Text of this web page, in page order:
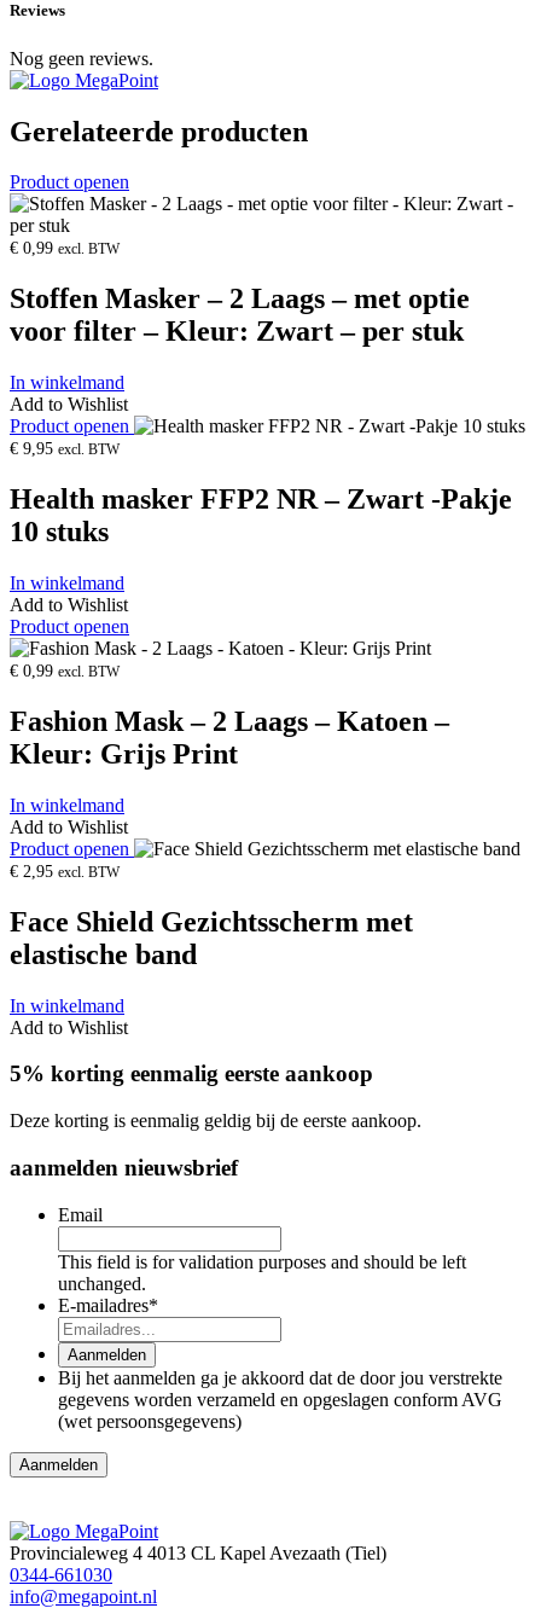
Reviews
Nog geen reviews.
Gerelateerde producten
Product openen
€ 0,99 excl. BTW
Stoffen Masker – 2 Laags – met optie
voor filter – Kleur: Zwart – per stuk
In winkelmand
Add to Wishlist
Product openen
€ 9,95 excl. BTW
Health masker FFP2 NR – Zwart -Pakje
10 stuks
In winkelmand
Add to Wishlist
Product openen
€ 0,99 excl. BTW
Fashion Mask – 2 Laags – Katoen –
Kleur: Grijs Print
In winkelmand
Add to Wishlist
Product openen
€ 2,95 excl. BTW
Face Shield Gezichtsscherm met
elastische band
In winkelmand
Add to Wishlist
5% korting eenmalig eerste aankoop
Deze korting is eenmalig geldig bij de eerste aankoop.
aanmelden nieuwsbrief
Email
This field is for validation purposes and should be left
unchanged.
E-mailadres*
Aanmelden
Bij het aanmelden ga je akkoord dat de door jou verstrekte
gegevens worden verzameld en opgeslagen conform AVG
(wet persoonsgegevens)
Aanmelden
Provincialeweg 4 4013 CL Kapel Avezaath (Tiel)
0344-661030
info@megapoint.nl